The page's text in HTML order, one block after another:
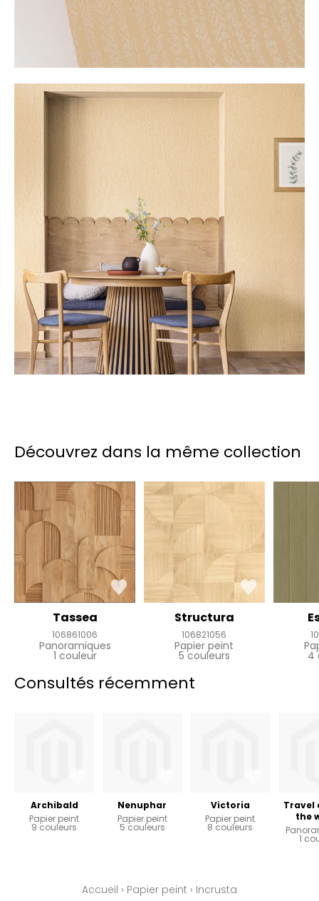
Découvrez dans la même collection
Tassea
106861006
Panoramiques
1 couleur
Structura
106821056
Papier peint
5 couleurs 4
Consultés récemment
Archibald
Papier peint
9 couleurs
Nenuphar
Papier peint
5 couleurs
Victoria
Papier peint
8 couleurs
Travel
the
1
Accueil › Papier peint › Incrusta